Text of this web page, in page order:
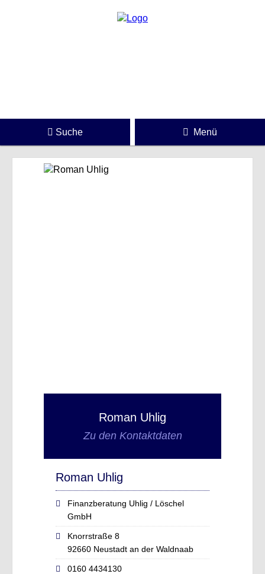
Suche Menü
Roman Uhlig
Zu den Kontaktdaten
Roman Uhlig
Finanzberatung Uhlig / Löschel
GmbH
Knorrstraße 8
92660 Neustadt an der Waldnaab
0160 4434130